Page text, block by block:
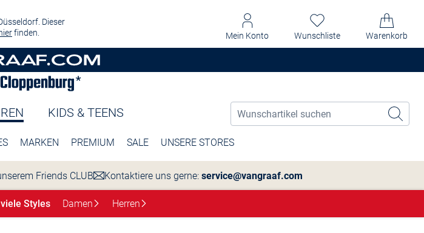
Dieser
finden. Mein Konto Wunschliste Warenkorb
KIDS & TEENS
MARKEN PREMIUM SALE UNSERE STORES
Friends CLUB Kontaktiere uns gerne: service@vangraaf.com
Styles Damen Herren